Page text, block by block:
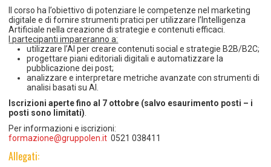
Il corso ha l’obiettivo di potenziare le competenze nel marketing
digitale e di fornire strumenti pratici per utilizzare l’Intelligenza
Artificiale nella creazione di strategie e contenuti efficaci.
I partecipanti impareranno a:
utilizzare l’AI per creare contenuti social e strategie B2B/B2C;
progettare piani editoriali digitali e automatizzare la
pubblicazione dei post;
analizzare e interpretare metriche avanzate con strumenti di
analisi basati su AI.
Iscrizioni aperte fino al 7 ottobre (salvo esaurimento posti – i
posti sono limitati)
Per informazioni e iscrizioni:
formazione@gruppolen.it 0521 038411
Allegati: